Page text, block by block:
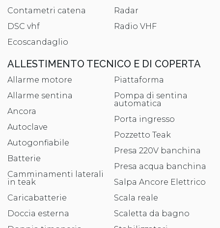
Contametri catena
DSC vhf
Ecoscandaglio
Radar
Radio VHF
ALLESTIMENTO TECNICO E DI COPERTA
Allarme motore
Allarme sentina
Ancora
Autoclave
Autogonfiabile
Batterie
Camminamenti laterali
in teak
Caricabatterie
Doccia esterna
Piattaforma
Pompa di sentina
automatica
Porta ingresso
Pozzetto Teak
Presa 220V banchina
Presa acqua banchina
Salpa Ancore Elettrico
Scala reale
Scaletta da bagno